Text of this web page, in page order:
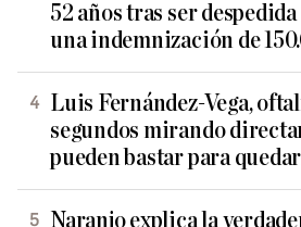
52 años tras ser
una indemnización de
Luis Fernández-Vega,
segundos mirando
pueden bastar para
Naranjo explica la